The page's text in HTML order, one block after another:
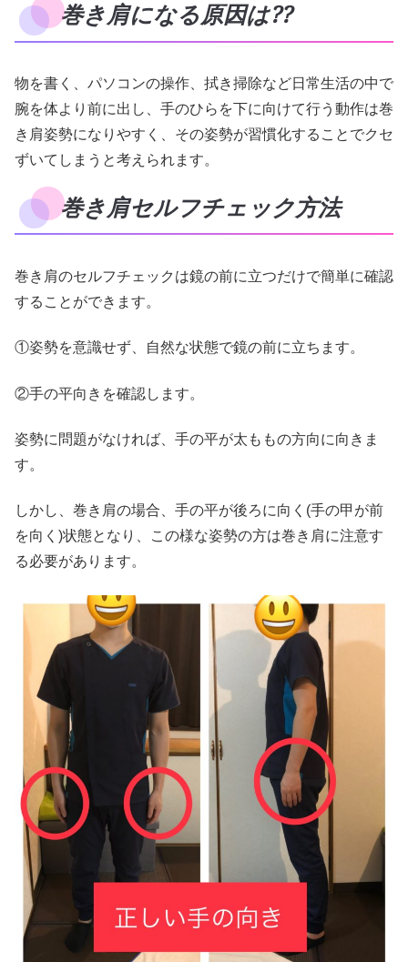
巻き肩になる原因は⁇
物を書く、パソコンの操作、拭き掃除など日常生活の中で
腕を体より前に出し、手のひらを下に向けて行う動作は巻
き肩姿勢になりやすく、その姿勢が習慣化することでクセ
ずいてしまうと考えられます。
巻き肩セルフチェック方法
巻き肩のセルフチェックは鏡の前に立つだけで簡単に確認
することができます。
①姿勢を意識せず、自然な状態で鏡の前に立ちます。
②手の平向きを確認します。
姿勢に問題がなければ、手の平が太ももの方向に向きま
す。
しかし、巻き肩の場合、手の平が後ろに向く(手の甲が前
を向く)状態となり、この様な姿勢の方は巻き肩に注意す
る必要があります。